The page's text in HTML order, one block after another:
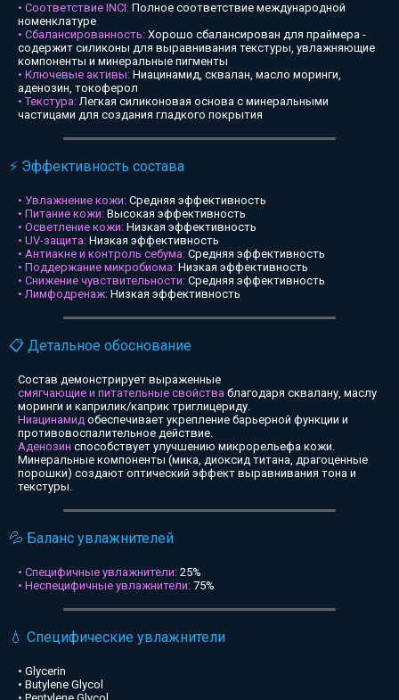
• Соответствие INCI: Полное соответствие международной
номенклатуре
• Сбалансированность: Хорошо сбалансирован для праймера -
содержит силиконы для выравнивания текстуры, увлажняющие
компоненты и минеральные пигменты
• Ключевые активы: Ниацинамид, сквалан, масло моринги,
аденозин, токоферол
• Текстура:Легкая силиконовая основа с минеральными
частицами для создания гладкого покрытия
⚡ Эффективность состава
• Увлажнение кожи: Средняя эффективность
• Питание кожи: Высокая эффективность
• Осветление кожи: Низкая эффективность
• UV-защита: Низкая эффективность
• Антиакне и контроль себума: Средняя эффективность
• Поддержание микробиома: Низкая эффективность
• Снижение чувствительности: Средняя эффективность
• Лимфодренаж: Низкая эффективность
📋 Детальное обоснование
Состав демонстрирует выраженные
смягчающие и питательные свойства благодаря сквалану, маслу
моринги и каприлик/каприк триглицериду.
Ниацинамид обеспечивает укрепление барьерной функции и
противовоспалительное действие.
Аденозин способствует улучшению микрорельефа кожи.
Минеральные компоненты (мика, диоксид титана, драгоценные
порошки) создают оптический эффект выравнивания тона и
текстуры.
💦 Баланс увлажнителей
• Специфичные увлажнители: 25%
• Неспецифичные увлажнители: 75%
💧 Специфические увлажнители
• Glycerin
• Butylene Glycol